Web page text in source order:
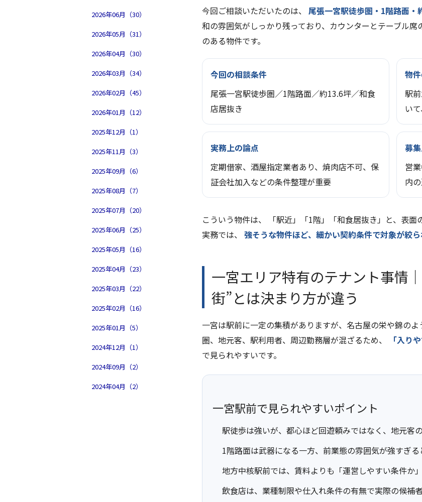
2026年06月（30）
2026年05月（31）
2026年04月（30）
2026年03月（34）
2026年02月（45）
2026年01月（12）
2025年12月（1）
2025年11月（3）
2025年09月（6）
2025年08月（7）
2025年07月（20）
2025年06月（25）
2025年05月（16）
2025年04月（23）
2025年03月（22）
2025年02月（16）
2025年01月（5）
2024年12月（1）
2024年09月（2）
2024年04月（2）
今回ご相談いただいたのは、 尾張一宮駅徒歩圏・1階路面・
和の雰囲気がしっかり残っており、カウンターとテーブル
のある物件です。
今回の相談条件
尾張一宮駅徒歩圏／1階路面／約13.6坪／和食
店居抜き
物
駅
い
実務上の論点
定期借家、酒屋指定業者あり、焼肉店不可、保
証会社加入などの条件整理が重要
募
営
内
こういう物件は、 「駅近」「1階」「和食居抜き」と、表
実務では、 強そうな物件ほど、細かい契約条件で対象が絞
一宮エリア特有のテナント事情
街”とは決まり方が違う
一宮は駅前に一定の集積がありますが、名古屋の栄や錦の
圏、地元客、駅利用者、周辺勤務層が混ざるため、
「入り
で見られやすいです。
一宮駅前で見られやすいポイント
駅徒歩は強いが、都心ほど回遊頼みではなく、地元客
1階路面は武器になる一方、前業態の雰囲気が強すぎ
地方中核駅前では、賃料よりも「運営しやすい条件か
飲食店は、業種制限や仕入れ条件の有無で実際の候補